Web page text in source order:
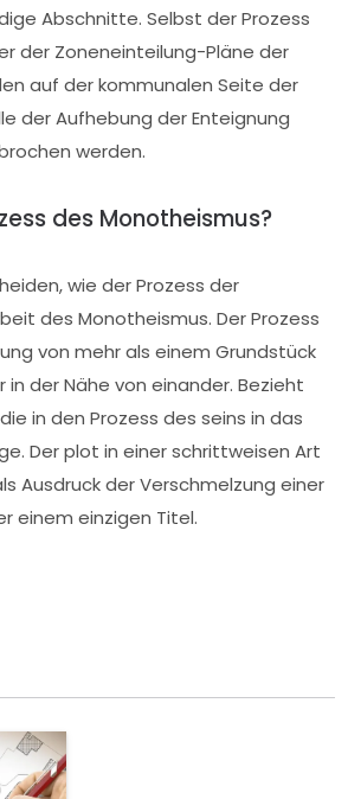
Abschnitte. Selbst der Prozess
der Zoneneinteilung-Pläne der
auf der kommunalen Seite der
der Aufhebung der Enteignung
werden.
des Monotheismus?
wie der Prozess der
des Monotheismus. Der Prozess
von mehr als einem Grundstück
der Nähe von einander. Bezieht
in den Prozess des seins in das
Der plot in einer schrittweisen Art
Ausdruck der Verschmelzung einer
einem einzigen Titel.